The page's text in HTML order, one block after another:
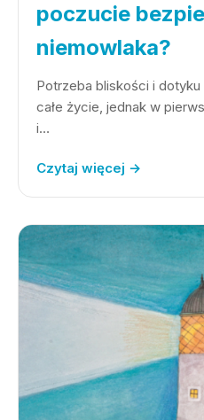
poczucie
niemowlaka?
Potrzeba bliskości i
całe życie, jednak w
i…
Czytaj więcej →